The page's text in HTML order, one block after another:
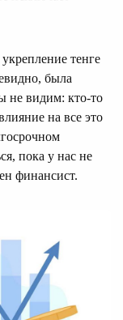
тенге
была
не видим: кто-то
на все это
пока у нас не
финансист.